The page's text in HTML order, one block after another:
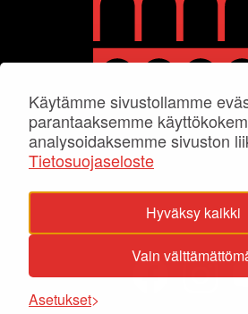
Käytämme sivustollamme
parantaaksemme
analysoidaksemme sivuston
Tietosuojaseloste
Hyväksy kaikki
Vain
Asetukset